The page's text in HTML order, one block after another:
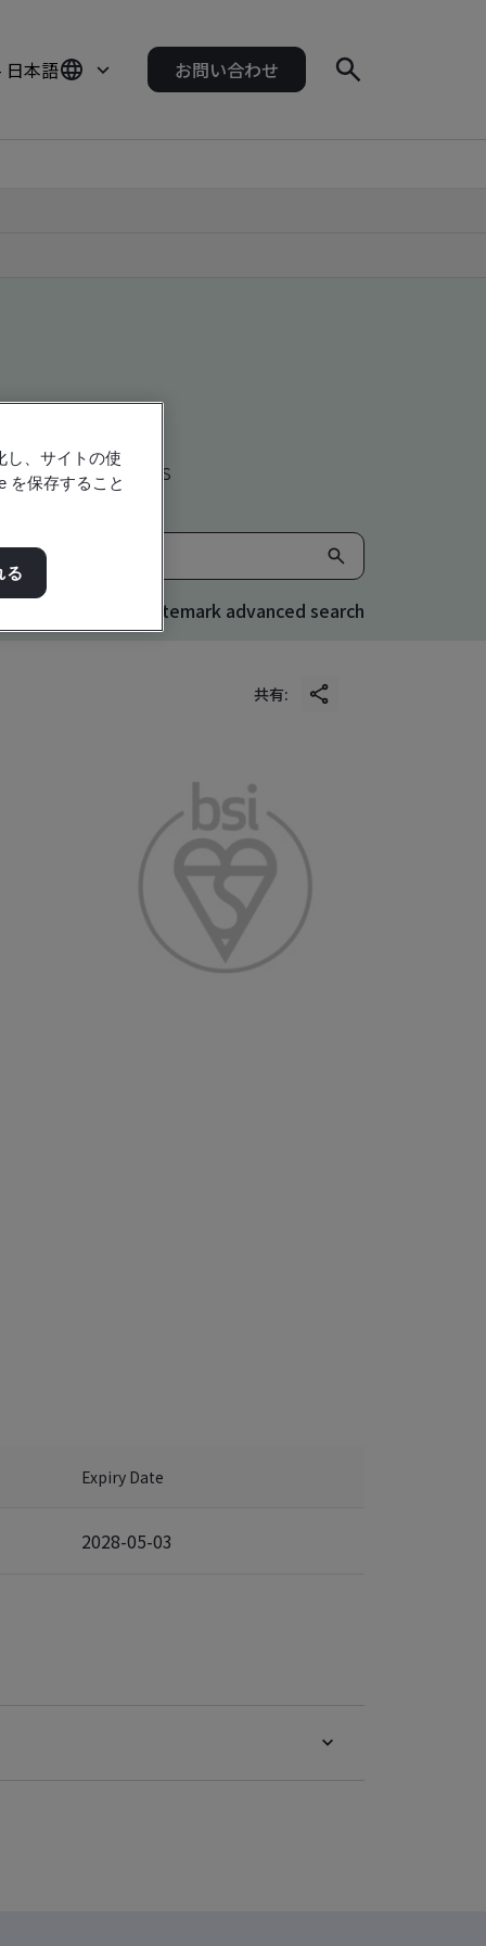
日本語 お問い合わせ
companies
Kitemark advanced search
共有:
Expiry Date
2028-05-03
し、サイトの使
を保存すること
る